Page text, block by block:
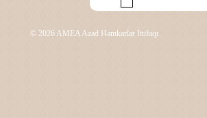
© 2026 AMEA Azad Həmkarlar İttifaqı